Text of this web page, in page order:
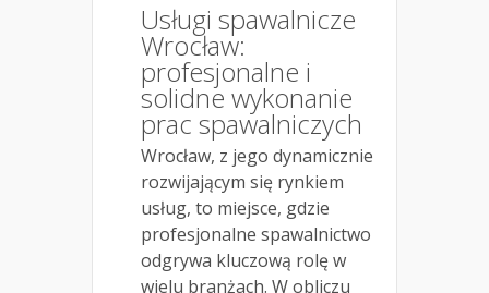
Usługi spawalnicze
Wrocław:
profesjonalne i
solidne wykonanie
prac spawalniczych
Wrocław, z jego dynamicznie
rozwijającym się rynkiem
usług, to miejsce, gdzie
profesjonalne spawalnictwo
odgrywa kluczową rolę w
wielu branżach. W obliczu